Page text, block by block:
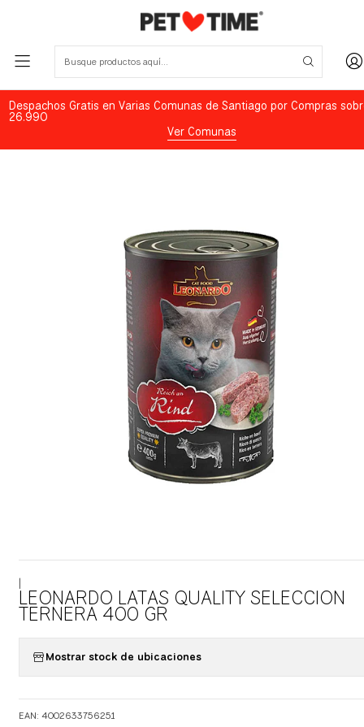
Despachos Gratis en Varias Comunas de Santiago por Compras
26.990
Ver Comunas
LEONARDO LATAS QUALITY SELECCION
TERNERA 400 GR
Mostrar stock de ubicaciones
EAN: 4002633756251